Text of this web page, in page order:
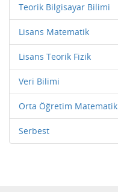
Teorik Bilgisayar Bilimi
Lisans Matematik
Lisans Teorik Fizik
Veri Bilimi
Orta Öğretim Matematik
Serbest